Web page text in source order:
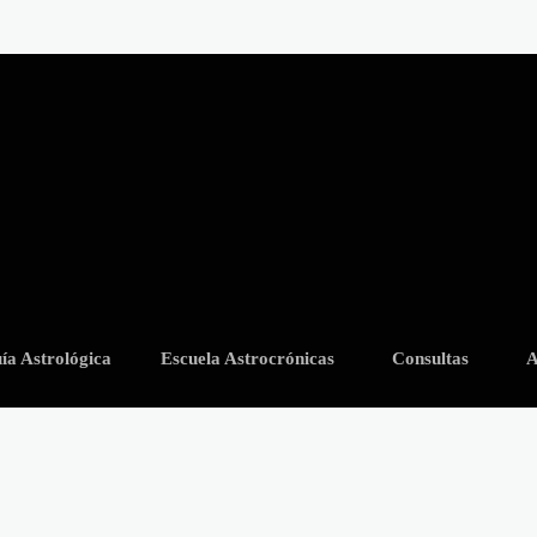
Astrológica Escuela Astrocrónicas Consultas